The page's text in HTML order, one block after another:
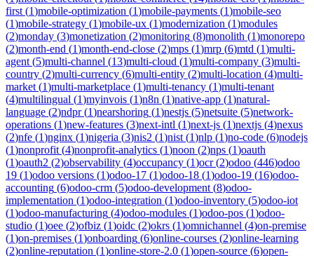
first (1)mobile-optimization (1)mobile-payments (1)mobile-seo
(1)mobile-strategy (1)mobile-ux (1)modernization (1)modules
(2)monday (3)monetization (2)monitoring (8)monolith (1)monorepo
(2)month-end (1)month-end-close (2)mps (1)mrp (6)mtd (1)multi-
agent (5)multi-channel (13)multi-cloud (1)multi-company (3)multi-
country (2)multi-currency (6)multi-entity (2)multi-location (4)multi-
market (1)multi-marketplace (1)multi-tenancy (1)multi-tenant
(4)multilingual (1)myinvois (1)n8n (1)native-app (1)natural-
language (2)ndpr(1)nearshoring (1)nestjs (5)netsuite (5)network-
operations (1)new-features (3)next-intl (1)next-js (1)nextjs (4)nexus
(2)nfe (1)nginx (1)nigeria (3)nis2 (1)nist (1)nlp (1)no-code (6)nodejs
(1)nonprofit (4)nonprofit-analytics (1)noon (2)nps (1)oauth
(1)oauth2 (2)observability (4)occupancy (1)ocr(2)odoo (446)odoo
19 (1)odoo versions (1)odoo-17 (1)odoo-18 (1)odoo-19 (16)odoo-
accounting (6)odoo-crm (5)odoo-development (8)odoo-
implementation (1)odoo-integration (1)odoo-inventory (5)odoo-iot
(1)odoo-manufacturing (4)odoo-modules (1)odoo-pos (1)odoo-
studio (1)oee (2)ofbiz (1)oidc (2)okrs (1)omnichannel (4)on-premise
(1)on-premises (1)onboarding (6)online-courses (2)online-learning
(2)online-reputation (1)online-store-2.0 (1)open-source (6)open-